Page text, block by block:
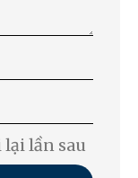
lần sau